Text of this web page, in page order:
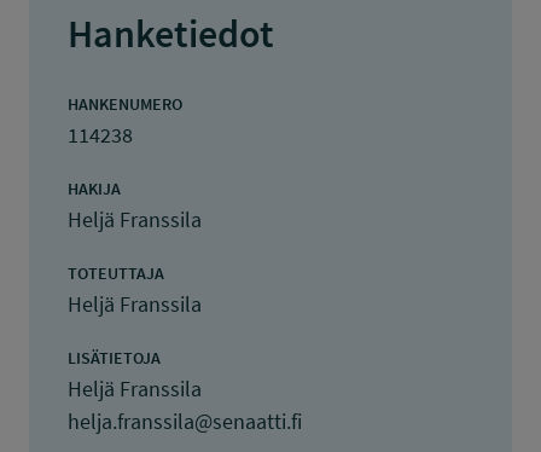
Hanketiedot
HANKENUMERO
114238
HAKIJA
Heljä Franssila
TOTEUTTAJA
Heljä Franssila
LISÄTIETOJA
Heljä Franssila
helja.franssila@senaatti.fi